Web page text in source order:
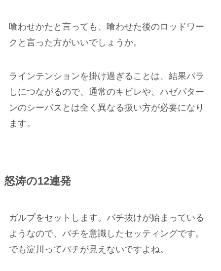
喰わせかたと言っても、喰わせた後のロッドワー
クと言った方がいいでしょうか。
ラインテンションを掛け過ぎることは、結果バラ
しにつながるので、通常のキビレや、ハゼパター
ンのシーバスとは全く異なる扱い方が必要になり
ます。
怒涛の12連発
ガルプをセットします。バチ抜けが始まっている
ようなので、バチを意識したセッティングです。
でも淀川ってバチが見えないですよね。